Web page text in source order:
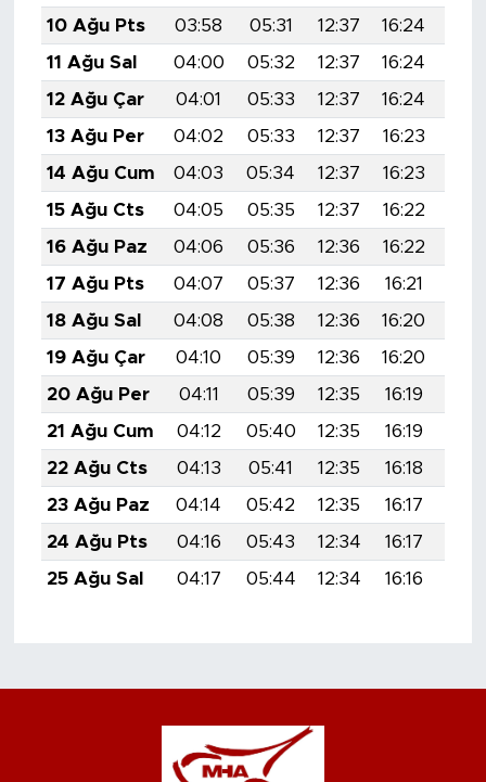
10 Ağu Pts 03:58 05:31 12:37 16:24
11 Ağu Sal
04:00 05:32 12:37 16:24
12 Ağu Çar
04:01 05:33 12:37 16:24
13 Ağu Per
04:02 05:33 12:37 16:23
14 Ağu Cum
04:03 05:34 12:37 16:23
15 Ağu Cts
04:05 05:35 12:37 16:22
16 Ağu Paz
04:06 05:36 12:36 16:22
17 Ağu Pts
04:07 05:37 12:36 16:21
18 Ağu Sal
04:08 05:38 12:36 16:20
19 Ağu Çar
04:10 05:39 12:36 16:20
20 Ağu Per
04:11 05:39 12:35 16:19
21 Ağu Cum
04:12 05:40 12:35 16:19
22 Ağu Cts
04:13 05:41 12:35 16:18
23 Ağu Paz
04:14 05:42 12:35 16:17
24 Ağu Pts
04:16 05:43 12:34 16:17
25 Ağu Sal
04:17 05:44 12:34 16:16